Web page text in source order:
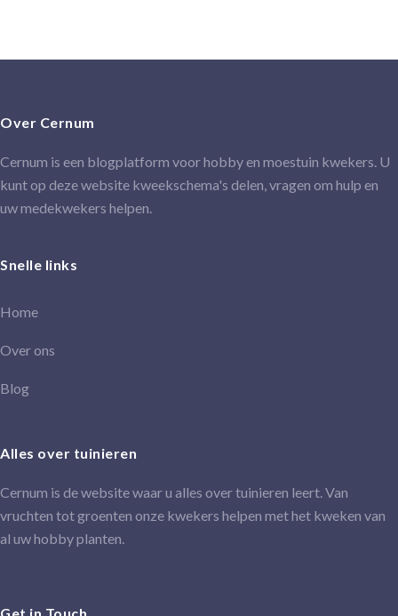
Over Cernum
Cernum is een blogplatform voor hobby en moestuin kwekers. U
kunt op deze website kweekschema's delen, vragen om hulp en
uw medekwekers helpen.
Snelle links
Home
Over ons
Blog
Alles over tuinieren
Cernum is de website waar u alles over tuinieren leert. Van
vruchten tot groenten onze kwekers helpen met het kweken van
al uw hobby planten.